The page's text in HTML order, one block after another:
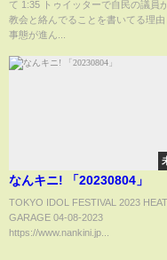
いわ NHK 参政党
て 1:35 トゥイッターで自民の議員
教会と絡んでることを書いてる理由
事態が進ん...
なんキニ! 「20230804」
TOKYO IDOL FESTIVAL 2023 HEAT
GARAGE 04-08-2023
https://www.nankini.jp...